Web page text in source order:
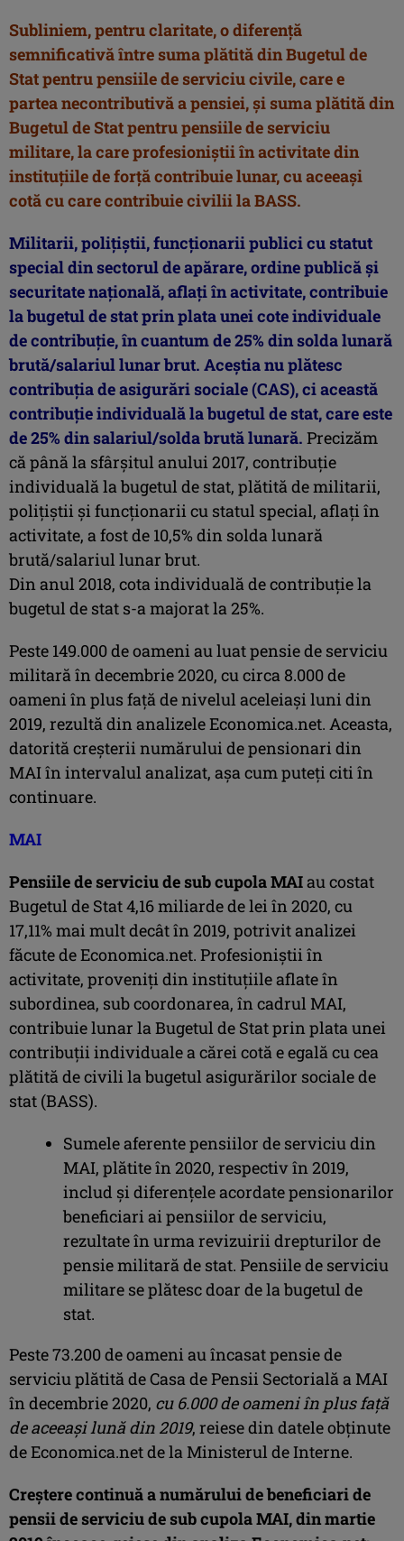
Subliniem, pentru claritate, o diferență
semnificativă între suma plătită din Bugetul de
Stat pentru pensiile de serviciu civile, care e
partea necontributivă a pensiei, și suma plătită din
Bugetul de Stat pentru pensiile de serviciu
militare, la care profesioniștii în activitate din
instituțiile de forță contribuie lunar, cu aceeași
cotă cu care contribuie civilii la BASS.
Militarii, poliţiştii, funcţionarii publici cu statut
special din sectorul de apărare, ordine publică şi
securitate naţională, aflaţi în activitate, contribuie
la bugetul de stat prin plata unei cote individuale
de contribuţie, în cuantum de 25% din solda lunară
brută/salariul lunar brut. Aceştia nu plătesc
contribuţia de asigurări sociale (CAS), ci această
contribuţie individuală la bugetul de stat, care este
de 25% din salariul/solda brută lunară. Precizăm
că până la sfârşitul anului 2017, contribuţie
individuală la bugetul de stat, plătită de militarii,
poliţiştii şi funcţionarii cu statul special, aflaţi în
activitate, a fost de 10,5% din solda lunară
brută/salariul lunar brut.
Din anul 2018, cota individuală de contribuţie la
bugetul de stat s-a majorat la 25%.
Peste 149.000 de oameni au luat pensie de serviciu
militară în decembrie 2020, cu circa 8.000 de
oameni în plus faţă de nivelul aceleiaşi luni din
2019, rezultă din analizele Economica.net. Aceasta,
datorită creşterii numărului de pensionari din
MAI în intervalul analizat, aşa cum puteţi citi în
continuare.
MAI
Pensiile de serviciu de sub cupola MAIau costat
Bugetul de Stat 4,16 miliarde de lei în 2020, cu
17,11% mai mult decât în 2019, potrivit analizei
făcute de Economica.net. Profesioniștii în
activitate, proveniți din instituțiile aflate în
subordinea, sub coordonarea, în cadrul MAI,
contribuie lunar la Bugetul de Stat prin plata unei
contribuții individuale a cărei cotă e egală cu cea
plătită de civili la bugetul asigurărilor sociale de
stat (BASS).
Sumele aferente pensiilor de serviciu din
MAI, plătite în 2020, respectiv în 2019,
includ şi diferenţele acordate pensionarilor
beneficiari ai pensiilor de serviciu,
rezultate în urma revizuirii drepturilor de
pensie militară de stat. Pensiile de serviciu
militare se plătesc doar de la bugetul de
stat.
Peste 73.200 de oameni au încasat pensie de
serviciu plătită de Casa de Pensii Sectorială a MAI
în decembrie 2020, cu 6.000 de oameni în plus faţă
de aceeaşi lună din 2019, reiese din datele obţinute
de Economica.net de la Ministerul de Interne.
Creştere continuă a numărului de beneficiari de
pensii de serviciu de sub cupola MAI, din martie